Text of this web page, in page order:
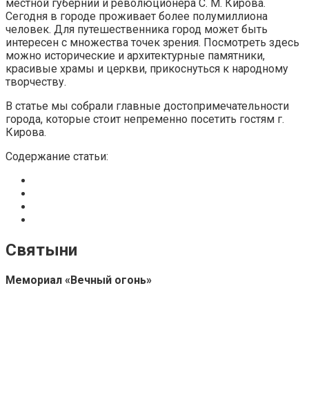
местной губернии и революционера С. М. Кирова.
Сегодня в городе проживает более полумиллиона
человек. Для путешественника город может быть
интересен с множества точек зрения. Посмотреть здесь
можно исторические и архитектурные памятники,
красивые храмы и церкви, прикоснуться к народному
творчеству.
В статье мы собрали главные достопримечательности
города, которые стоит непременно посетить гостям г.
Кирова.
Содержание статьи:
Святыни
Мемориал «Вечный огонь»